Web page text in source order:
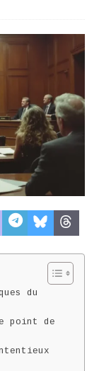
du
point de